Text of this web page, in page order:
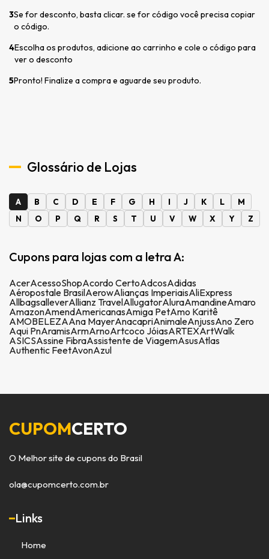
3Se for desconto, basta clicar. se for código você precisa copiar
o código.
4Escolha os produtos, adicione ao carrinho e cole o código para
ver o desconto
5Pronto! Finalize a compra e aguarde seu produto.
Glossário de Lojas
A B C D E F G H I J K L
M
N
O P Q R S T U V W X Y Z
Cupons para lojas com a letra A:
AcerAcessoShopAcordo CertoAdcosAdidas
Aéropostale BrasilAerowAlianças ImperiaisAliExpress
AllbagsalleverAllianz TravelAllugatorAluraAmandineAmaro
AmazonAmendAmericanasAmiga PetAmo Karitê
AMOBELEZAAna MayerAnacapriAnimaleAnjussAno Zero
Aqui PnAramisArmArnoArtcoco JóiasARTEXArtWalk
ASICSAssine FibraAssistente de ViagemAsusAtlas
Authentic FeetAvonAzul
CUPOMCERTO
O Melhor site de cupons do Brasil
ola@cupomcerto.com.br
Links
Home